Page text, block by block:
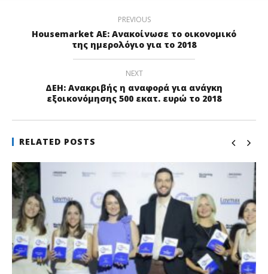
PREVIOUS
Housemarket ΑΕ: Ανακοίνωσε το οικονομικό
της ημερολόγιο για το 2018
NEXT
ΔΕΗ: Ανακριβής η αναφορά για ανάγκη
εξοικονόμησης 500 εκατ. ευρώ το 2018
RELATED POSTS